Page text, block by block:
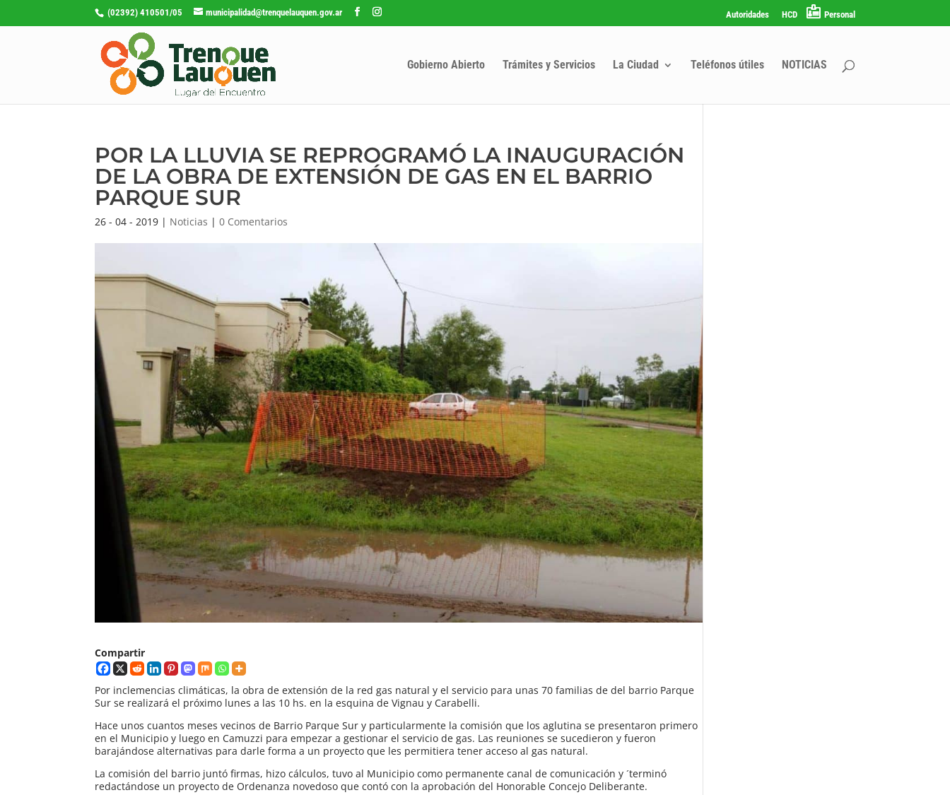
(02392) 410501/05 municipalidad@trenquelauquen.gov.ar Autoridades HCD Personal
Gobierno Abierto Trámites y Servicios La Ciudad Teléfonos útiles NOTICIAS
POR LA LLUVIA SE REPROGRAMÓ LA INAUGURACIÓN
DE LA OBRA DE EXTENSIÓN DE GAS EN EL BARRIO
PARQUE SUR
26 - 04 - 2019 | Noticias |0 Comentarios
Compartir
Por inclemencias climáticas, la obra de extensión de la red gas natural y el servicio para unas 70 familias de del barrio Parque
Sur se realizará el próximo lunes a las 10 hs. en la esquina de Vignau y Carabelli.
Hace unos cuantos meses vecinos de Barrio Parque Sur y particularmente la comisión que los aglutina se presentaron primero
en el Municipio y luego en Camuzzi para empezar a gestionar el servicio de gas. Las reuniones se sucedieron y fueron
barajándose alternativas para darle forma a un proyecto que les permitiera tener acceso al gas natural.
La comisión del barrio juntó firmas, hizo cálculos, tuvo al Municipio como permanente canal de comunicación y ´terminó
redactándose un proyecto de Ordenanza novedoso que contó con la aprobación del Honorable Concejo Deliberante.